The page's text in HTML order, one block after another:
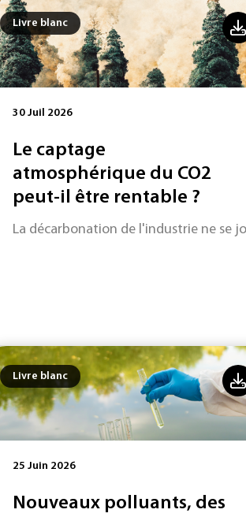
Livre blanc
30 Juil 2026
Le captage
atmosphérique du CO2
peut-il être rentable ?
La décarbonation de l'industrie ne se
Livre blanc
25 Juin 2026
Nouveaux polluants, des